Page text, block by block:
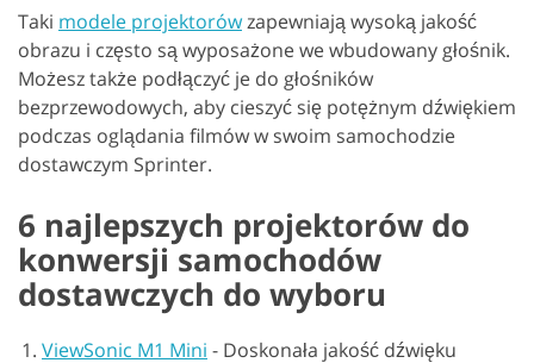
Taki modele projektorówzapewniają wysoką jakość
obrazu i często są wyposażone we wbudowany głośnik.
Możesz także podłączyć je do głośników
bezprzewodowych, aby cieszyć się potężnym dźwiękiem
podczas oglądania filmów w swoim samochodzie
dostawczym Sprinter.
6 najlepszych projektorów do
konwersji samochodów
dostawczych do wyboru
ViewSonic M1 Mini - Doskonała jakość dźwięku